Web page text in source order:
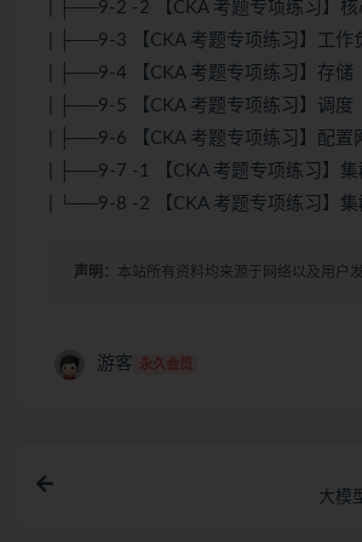
| ├──9-2 -2 【CKA 考题专项练习】
| ├──9-3 【CKA 考题专项练习】工作
| ├──9-4 【CKA 考题专项练习】存储
| ├──9-5 【CKA 考题专项练习】调度
| ├──9-6 【CKA 考题专项练习】配
| ├──9-7 -1 【CKA 考题专项练习】
| └──9-8 -2 【CKA 考题专项练习】
声明： 本站所有资料均来源于网络以及用户
游客 永久会员
大模